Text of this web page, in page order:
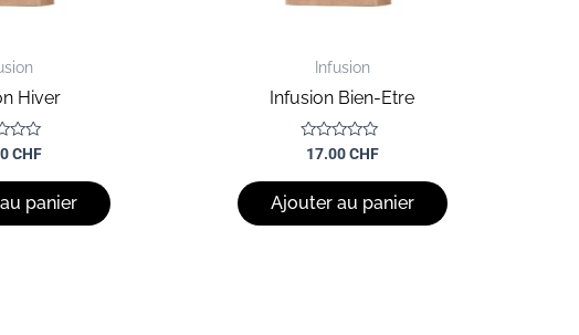
Hiver
CHF
panier
Infusion
Infusion Bien-Etre
Note
sur
17.00CHF
Ajouter au panier